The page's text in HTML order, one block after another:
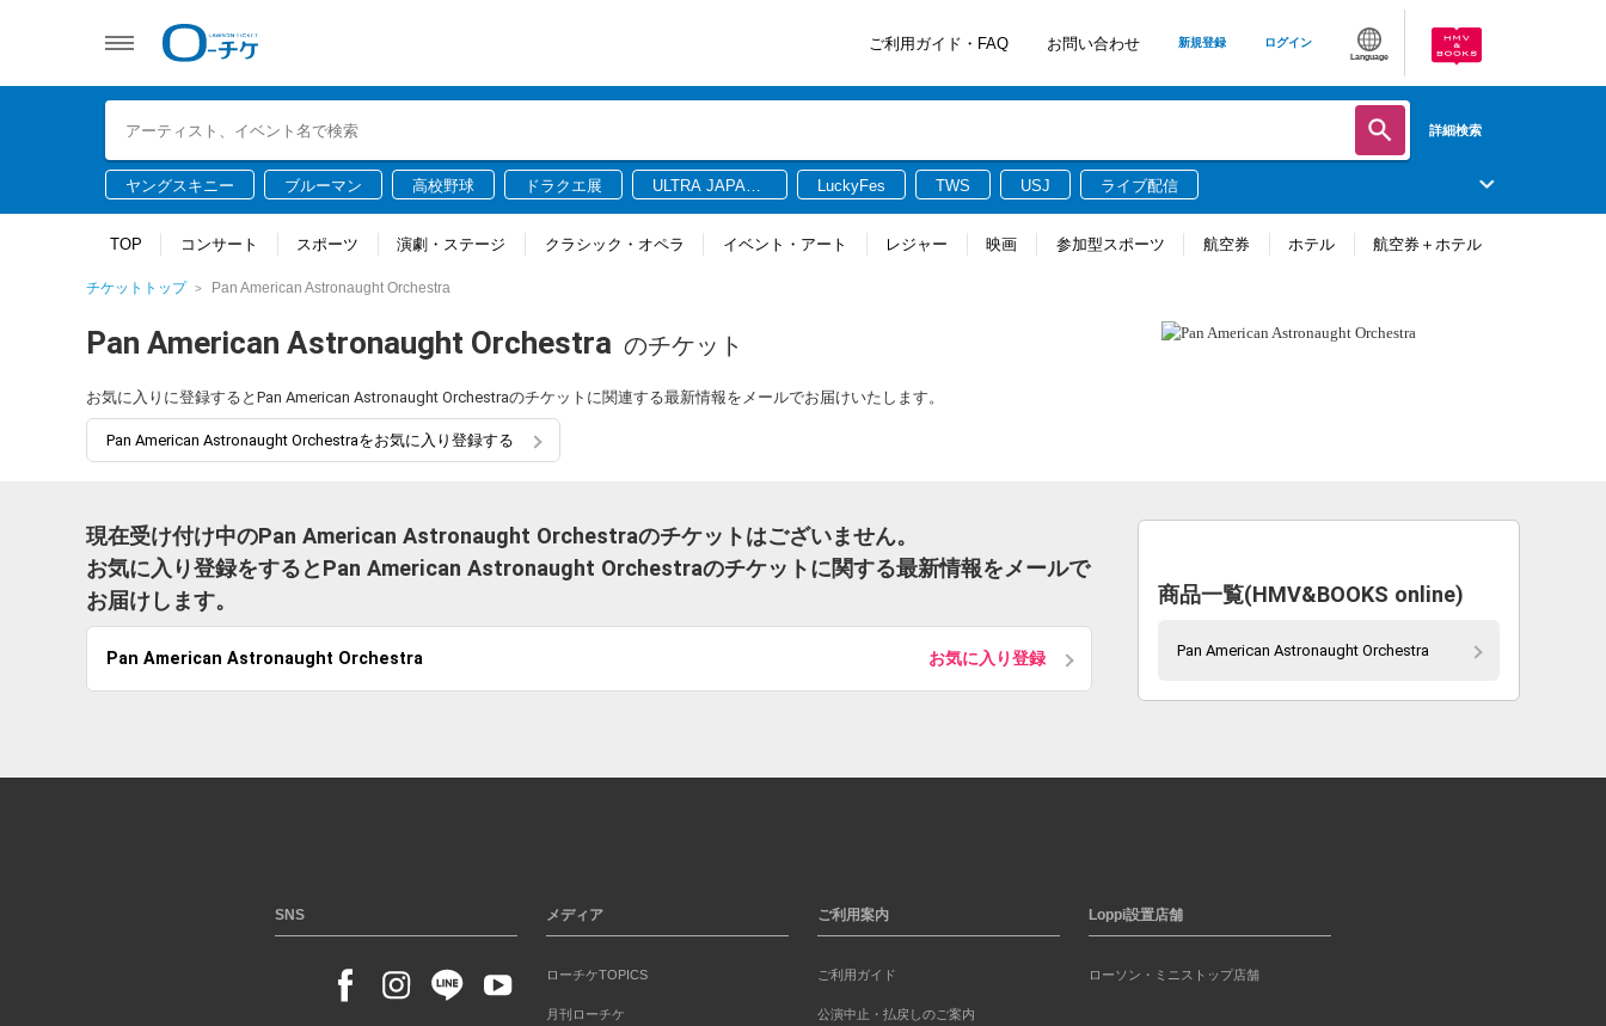
ご利用ガイド・FAQ お問い合わせ 新規登録 ログイン
Language
詳細検索
ヤングスキニー ブルーマン 高校野球 ドラクエ展
ULTRA JAPAN
LuckyFes TWS USJ ライブ配信
TOP コンサート スポーツ 演劇・ステージ クラシック・オペラ イベント・アート レジャー 映画 参加型スポーツ 航空券 ホテル 航空券＋ホテル
チケットトップ Pan American Astronaught Orchestra
Pan American Astronaught Orchestra のチケット
お気に入りに登録するとPan American Astronaught Orchestraのチケットに関連する最新情報をメールでお届けいたします。
Pan American Astronaught Orchestraをお気に入り登録する
現在受け付け中のPan American Astronaught Orchestraのチケットはございません。
お気に入り登録をするとPan American Astronaught Orchestraのチケットに関する最新情報をメールで
お届けします。
Pan American Astronaught Orchestra お気に入り登録
商品一覧(HMV&BOOKS online)
Pan American Astronaught Orchestra
SNS メディア
ローチケTOPICS
月刊ローチケ
ご利用案内
ご利用ガイド
公演中止・払戻しのご案内
Loppi設置店舗
ローソン・ミニストップ店舗